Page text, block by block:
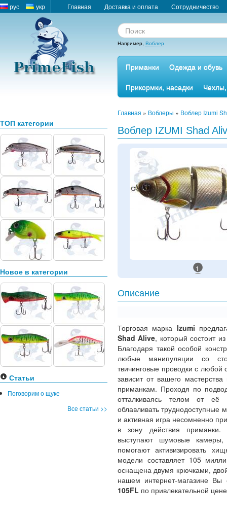
рус укр Главная Доставка и оплата Сотрудничество
Например, Воблер
Приманки
Одежда и обувь
Прикормки, насадки
ТОП категории
Новое в категории
Статьи
Поговорим о щуке
Все статьи >>
Главная » Воблеры » Воблер Izumi
Воблер IZUMI Shad
1
Описание
Торговая марка Izumi
Shad Alive, который состоит
Благодаря такой особой
любые манипуляции со
твичинговые проводки с
зависит от вашего
приманкам. Проходя по
отталкиваясь телом от её
облавливать труднодоступные
и активная игра несомненно
в зону действия приманки.
выступают шумовые
помогают активизировать
модели составляет 105
оснащена двумя крючками,
нашем интернет-магазине
105FL по привлекательной